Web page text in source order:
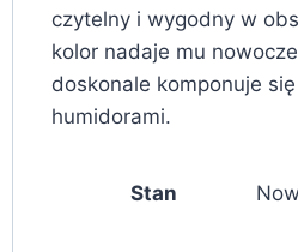
czytelny i wygodny w
kolor nadaje mu
doskonale komponuje
humidorami.
Stan